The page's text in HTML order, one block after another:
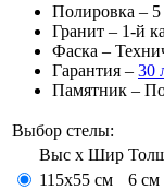
Полировка – 5
Гранит – 1-й
Фаска –
Гарантия – 30
Памятник –
Выбор стелы:
Выс x Шир
115х55 см
6 см